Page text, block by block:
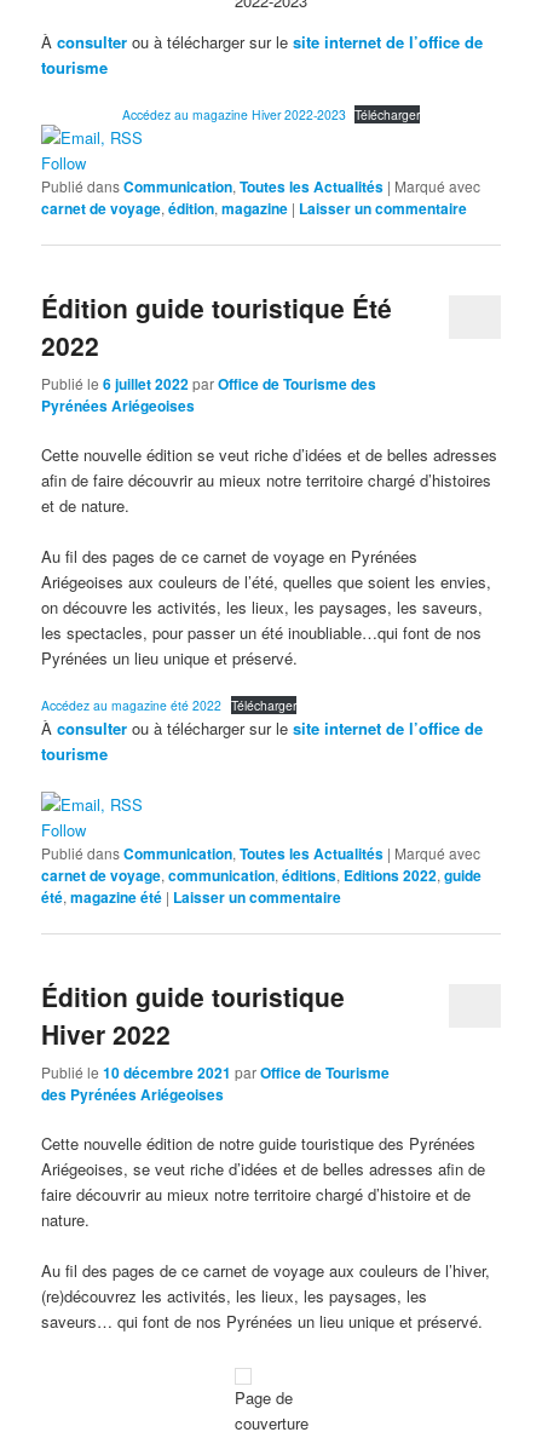
Àconsulter ou à télécharger sur lesite internet de l’office de
tourisme
Accédez au magazine Hiver 2022-2023 Télécharger
Follow
Publié dansCommunication,Toutes les Actualités | Marqué avec
carnet de voyage,édition,magazine | Laisser un commentaire
Édition guide touristique Été
2022
Publié le6 juillet 2022parOffice de Tourisme des
Pyrénées Ariégeoises
Cette nouvelle édition se veut riche d’idées et de belles adresses
afin de faire découvrir au mieux notre territoire chargé d’histoires
et de nature.
Au fil des pages de ce carnet de voyage en Pyrénées
Ariégeoises aux couleurs de l’été, quelles que soient les envies,
on découvre les activités, les lieux, les paysages, les saveurs,
les spectacles, pour passer un été inoubliable…qui font de nos
Pyrénées un lieu unique et préservé.
Accédez au magazine été 2022 Télécharger
Àconsulter ou à télécharger sur le site internet de l’office de
tourisme
Follow
Publié dansCommunication,Toutes les Actualités | Marqué avec
carnet de voyage,communication,éditions, Editions 2022,guide
été,magazine été | Laisser un commentaire
Édition guide touristique
Hiver 2022
Publié le10 décembre 2021 parOffice de Tourisme
des Pyrénées Ariégeoises
Cette nouvelle édition de notre guide touristique des Pyrénées
Ariégeoises, se veut riche d’idées et de belles adresses afin de
faire découvrir au mieux notre territoire chargé d’histoire et de
nature.
Au fil des pages de ce carnet de voyage aux couleurs de l’hiver,
(re)découvrez les activités, les lieux, les paysages, les
saveurs… qui font de nos Pyrénées un lieu unique et préservé.
Page de
couverture